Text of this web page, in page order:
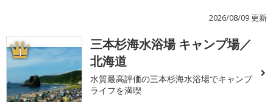
2026/08/09 更新
1
三本杉海水浴場 キャンプ場／
北海道
水質最高評価の三本杉海水浴場でキャンプ
ライフを満喫